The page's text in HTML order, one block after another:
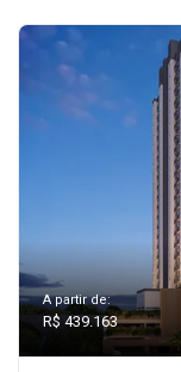
A partir de:
R$ 439.163